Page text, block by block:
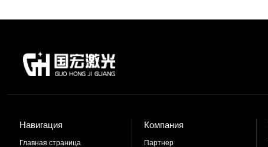
Навигация
Главная страница
Компания
Партнер